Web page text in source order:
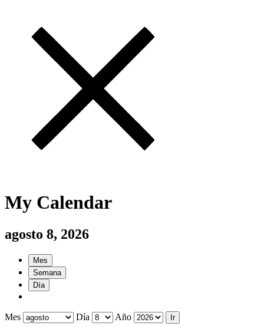
My Calendar
agosto 8, 2026
Mes
Semana
Día
Mes Día Año